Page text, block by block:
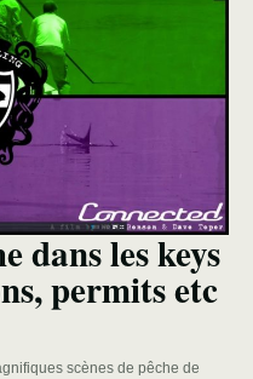
dans les keys
permits etc
scènes de pêche de